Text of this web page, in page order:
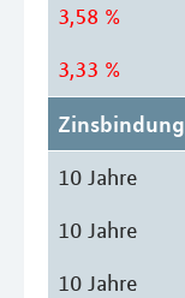
3,58 %
3,33 %
Zinsbindung
10 Jahre
10 Jahre
10 Jahre